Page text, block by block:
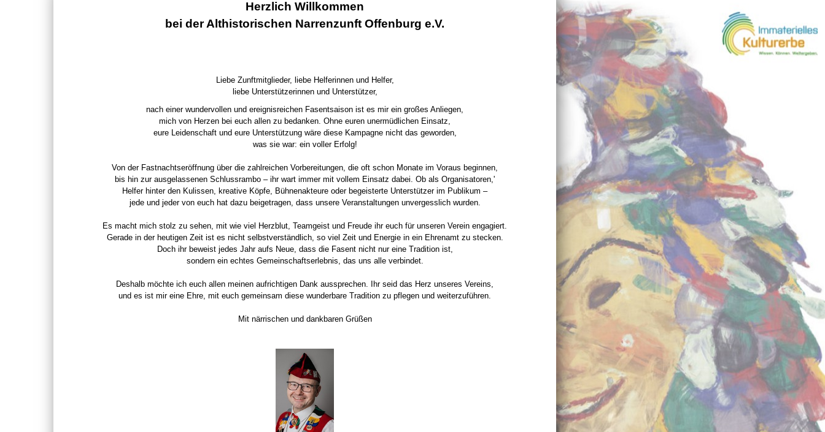
Herzlich Willkommen
bei der Althistorischen Narrenzunft Offenburg e.V.
Liebe Zunftmitglieder, liebe Helferinnen und Helfer,
liebe Unterstützerinnen und Unterstützer,
nach einer wundervollen und ereignisreichen Fasentsaison ist es mir ein großes Anliegen,
mich von Herzen bei euch allen zu bedanken. Ohne euren unermüdlichen Einsatz,
eure Leidenschaft und eure Unterstützung wäre diese Kampagne nicht das geworden,
was sie war: ein voller Erfolg!
Von der Fastnachtseröffnung über die zahlreichen Vorbereitungen, die oft schon Monate im Voraus beginnen,
bis hin zur ausgelassenen Schlussrambo – ihr wart immer mit vollem Einsatz dabei. Ob als Organisatoren,'
Helfer hinter den Kulissen, kreative Köpfe, Bühnenakteure oder begeisterte Unterstützer im Publikum –
jede und jeder von euch hat dazu beigetragen, dass unsere Veranstaltungen unvergesslich wurden.
Es macht mich stolz zu sehen, mit wie viel Herzblut, Teamgeist und Freude ihr euch für unseren Verein engagiert.
Gerade in der heutigen Zeit ist es nicht selbstverständlich, so viel Zeit und Energie in ein Ehrenamt zu stecken.
Doch ihr beweist jedes Jahr aufs Neue, dass die Fasent nicht nur eine Tradition ist,
sondern ein echtes Gemeinschaftserlebnis, das uns alle verbindet.
Deshalb möchte ich euch allen meinen aufrichtigen Dank aussprechen. Ihr seid das Herz unseres Vereins,
und es ist mir eine Ehre, mit euch gemeinsam diese wunderbare Tradition zu pflegen und weiterzuführen.
Mit närrischen und dankbaren Grüßen